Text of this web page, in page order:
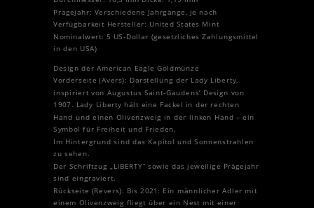
Prägejahr: Verschiedene Jahrgänge, je nach
Verfügbarkeit Hersteller: United States Mint
Nominalwert: 5 US-Dollar (gesetzliches Zahlungsmittel
in den USA)
Design der American Eagle Goldmünze
Vorderseite (Avers): Darstellung der Lady Liberty,
inspiriert von Augustus Saint-Gaudens’ Design von
1907. Lady Liberty hält eine Fackel in der rechten
Hand und einen Olivenzweig in der linken Hand – ein
Symbol für Freiheit und Frieden.
Im Hintergrund sind das Kapitol und Sonnenstrahlen
zu sehen.
Der Schriftzug „LIBERTY“ sowie das jeweilige Prägejahr
sind eingraviert.
Rückseite (Revers): Bis 2021: Ein männlicher Adler mit
einem Olivenzweig fliegt über ein Nest mit einer